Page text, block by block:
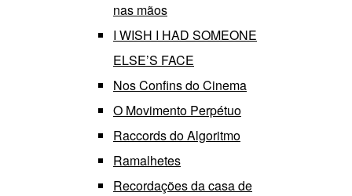
nas mãos
I WISH I HAD SOMEONE
ELSE’S FACE
Nos Confins do Cinema
O Movimento Perpétuo
Raccords do Algoritmo
Ramalhetes
Recordações da casa de